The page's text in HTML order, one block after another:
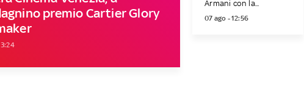
premio Cartier Glory
Armani con la...
07 ago - 12:56